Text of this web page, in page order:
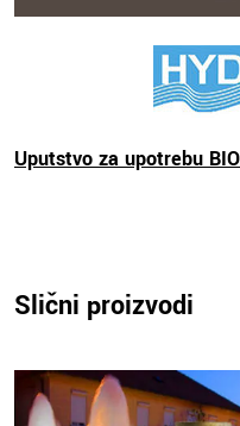
Uputstvo za upotrebu
Slični proizvodi